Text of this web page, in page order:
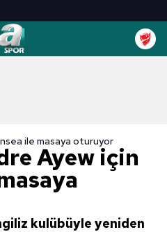
ile masaya oturuyor
Ayew için
kulübüyle yeniden